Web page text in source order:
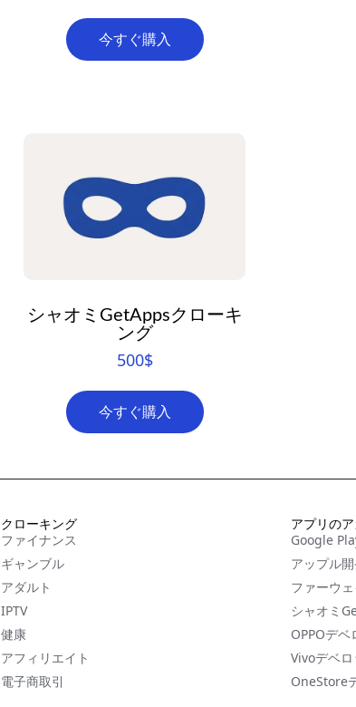
今すぐ購入
シャオミGetAppsクローキ
ング
500$
今すぐ購入
クローキング
ファイナンス
ギャンブル
アダルト
IPTV
健康
アフィリエイト
電子商取引
アプリの
Google
アップル
ファーウ
シャオミ
OPPOデベ
Vivoデベ
OneStore